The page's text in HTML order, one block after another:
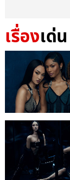
เรื่องเด่น